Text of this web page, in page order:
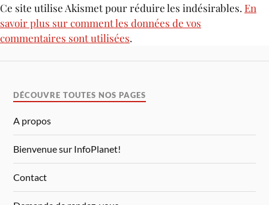
Ce site utilise Akismet pour réduire les indésirables. En
savoir plus sur comment les données de vos
commentaires sont utilisées.
DÉCOUVRE TOUTES NOS PAGES
A propos
Bienvenue sur InfoPlanet!
Contact